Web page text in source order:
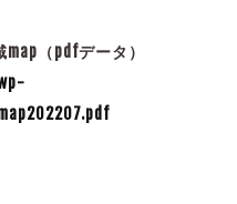
（pdfデータ）